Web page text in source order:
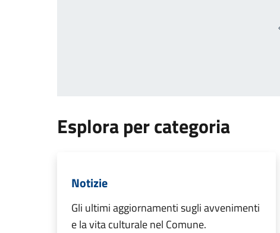
Esplora per categoria
Notizie
Gli ultimi aggiornamenti sugli avvenimenti
e la vita culturale nel Comune.